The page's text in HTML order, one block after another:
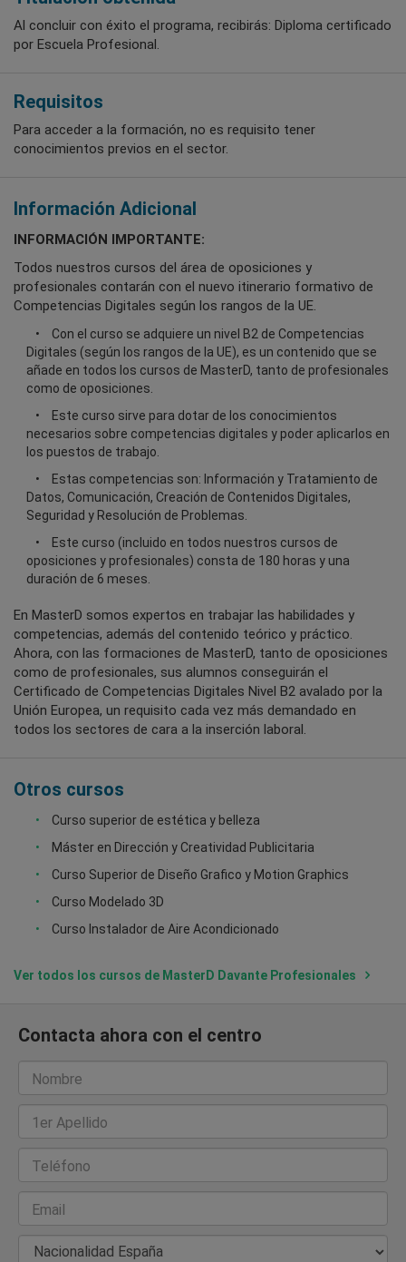
Al concluir con éxito el programa, recibirás: Diploma certificado
por Escuela Profesional.
Requisitos
Para acceder a la formación, no es requisito tener
conocimientos previos en el sector.
Información Adicional
INFORMACIÓN IMPORTANTE:
Todos nuestros cursos del área de oposiciones y
profesionales contarán con el nuevo itinerario formativo de
Competencias Digitales según los rangos de la UE.
Con el curso se adquiere un nivel B2 de Competencias
Digitales (según los rangos de la UE), es un contenido que se
añade en todos los cursos de MasterD, tanto de profesionales
como de oposiciones.
Este curso sirve para dotar de los conocimientos
necesarios sobre competencias digitales y poder aplicarlos en
los puestos de trabajo.
Estas competencias son: Información y Tratamiento de
Datos, Comunicación, Creación de Contenidos Digitales,
Seguridad y Resolución de Problemas.
Este curso (incluido en todos nuestros cursos de
oposiciones y profesionales) consta de 180 horas y una
duración de 6 meses.
En MasterD somos expertos en trabajar las habilidades y
competencias, además del contenido teórico y práctico.
Ahora, con las formaciones de MasterD, tanto de oposiciones
como de profesionales, sus alumnos conseguirán el
Certificado de Competencias Digitales Nivel B2 avalado por la
Unión Europea, un requisito cada vez más demandado en
todos los sectores de cara a la inserción laboral.
Otros cursos
Curso superior de estética y belleza
Máster en Dirección y Creatividad Publicitaria
Curso Superior de Diseño Grafico y Motion Graphics
Curso Modelado 3D
Curso Instalador de Aire Acondicionado
Ver todos los cursos de MasterD Davante Profesionales
Contacta ahora con el centro
Nombre
1er Apellido
Teléfono
Email
Nacionalidad